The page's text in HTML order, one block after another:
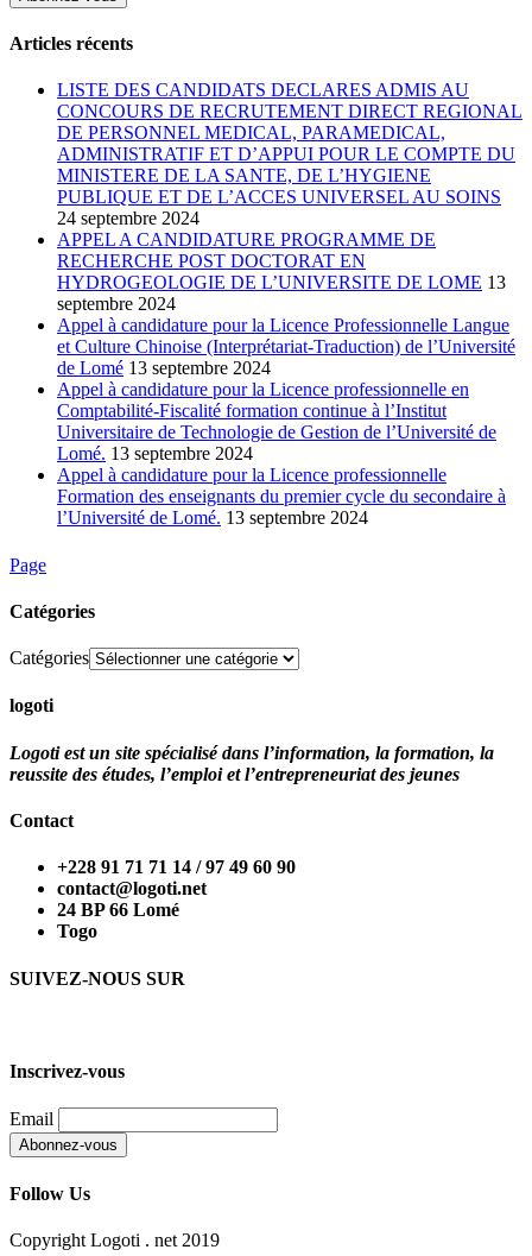
Articles récents
LISTE DES CANDIDATS DECLARES ADMIS AU
CONCOURS DE RECRUTEMENT DIRECT REGIONAL
DE PERSONNEL MEDICAL, PARAMEDICAL,
ADMINISTRATIF ET D’APPUI POUR LE COMPTE DU
MINISTERE DE LA SANTE, DE L’HYGIENE
PUBLIQUE ET DE L’ACCES UNIVERSEL AU SOINS
24 septembre 2024
APPEL A CANDIDATURE PROGRAMME DE
RECHERCHE POST DOCTORAT EN
HYDROGEOLOGIE DE L’UNIVERSITE DE LOME 13
septembre 2024
Appel à candidature pour la Licence Professionnelle Langue
et Culture Chinoise (Interprétariat-Traduction) de l’Université
de Lomé 13 septembre 2024
Appel à candidature pour la Licence professionnelle en
Comptabilité-Fiscalité formation continue à l’Institut
Universitaire de Technologie de Gestion de l’Université de
Lomé. 13 septembre 2024
Appel à candidature pour la Licence professionnelle
Formation des enseignants du premier cycle du secondaire à
l’Université de Lomé. 13 septembre 2024
Page
Catégories
Catégories
logoti
Logoti est un site spécialisé dans l’information, la formation, la
reussite des études, l’emploi et l’entrepreneuriat des jeunes
Contact
+228 91 71 71 14 / 97 49 60 90
contact@logoti.net
24 BP 66 Lomé
Togo
SUIVEZ-NOUS SUR
Inscrivez-vous
Email
Follow Us
Copyright Logoti . net 2019